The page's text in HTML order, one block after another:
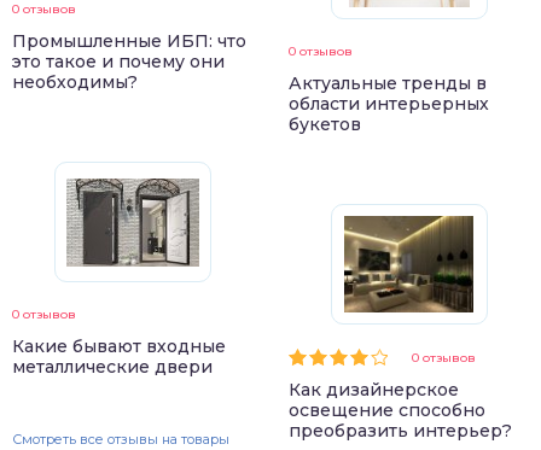
0 отзывов
Промышленные ИБП: что
это такое и почему они
необходимы?
0 отзывов
Какие бывают входные
металлические двери
Смотреть все отзывы на товары
0 отзывов
Актуальные тренды в
области интерьерных
букетов
0 отзывов
Как дизайнерское
освещение способно
преобразить интерьер?